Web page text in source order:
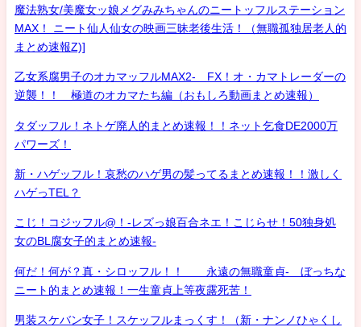
魔法熟女/美魔女ッ娘メグみみちゃんのニートッフルステーション
MAX！ ニート仙人仙女の映画三昧老後生活！（無職孤独居老人的
まとめ速報Z)]
乙女系腐男子のオカマッフルMAX2- FX！オ・カマトレーダーの
逆襲！！ 極道のオカマたち編（おもしろ動画まとめ速報）
タダッフル！ネトゲ廃人的まとめ速報！！ネット乞食DE2000万
パワーズ！
新・ハゲッフル！哀愁のハゲ男の髪ってるまとめ速報！！激しく
ハゲっTEL？
こじ！コジッフル@！-レズっ娘百合ネエ！こじらせ！50独身処
女のBL腐女子的まとめ速報-
何だ！何が？真・シロッフル！！ 永遠の無職童貞- ぼっちな
ニート的まとめ速報！一生童貞上等夜露死苦！
男装スケバン女子！スケッフルまっくす！（新・ナンノひゃくし